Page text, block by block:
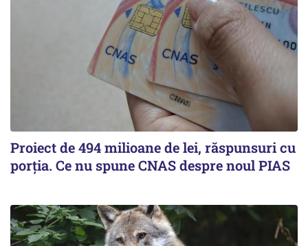
Proiect de 494 milioane de lei, răspunsuri cu
porția. Ce nu spune CNAS despre noul PIAS